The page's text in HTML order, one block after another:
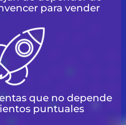
para vender
que no depende
puntuales